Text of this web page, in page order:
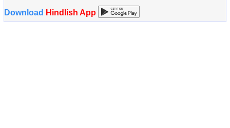
Download Hindlish App